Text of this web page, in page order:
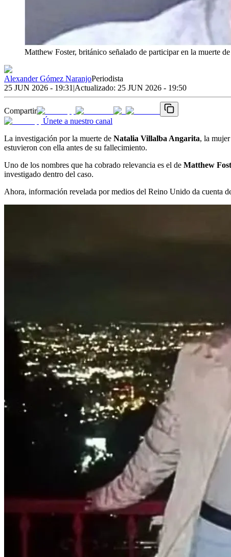
Matthew Foster, británico señalado de participar en la muerte
Alexander Gómez NaranjoPeriodista
25 JUN 2026 - 19:31 |Actualizado: 25 JUN 2026 - 19:50
Compartir
Únete a nuestro canal
La investigación por la muerte de Natalia Villalba Angarita, la
estuvieron con ella antes de su fallecimiento.
Uno de los nombres que ha cobrado relevancia es el de Matthew
investigado dentro del caso.
Ahora, información revelada por medios del Reino Unido da cuenta